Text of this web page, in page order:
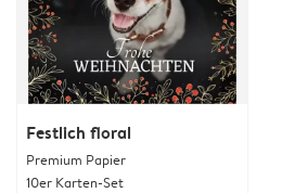
Festlich floral
Premium Papier
10er Karten-Set